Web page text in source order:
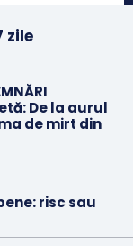
zile
De la aurul
de mirt din
risc sau